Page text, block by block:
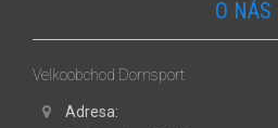
O NÁS
Velkoobchod Dornsport
Adresa: